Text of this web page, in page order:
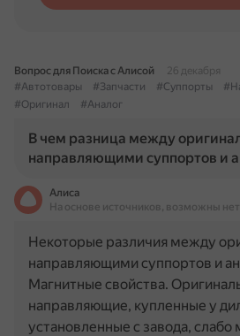
Вопрос для Поиска с Алисой
26 декабря
#Автотовары
#Запчасти #Суппорты
#Оригинал
#Аналог
В чем разница между
направляющими суппортов и
Алиса
На основе источников, возможны
Некоторые различия между
направляющими суппортов и
Магнитные свойства.
направляющие, купленные у
установленные с завода, слабо